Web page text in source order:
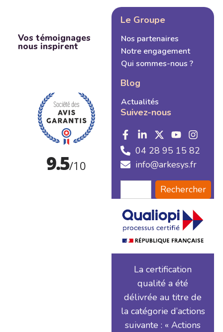
Vos témoignages
nous inspirent
Le Groupe
Nos partenaires
Notre engagement
Qui sommes-nous ?
Blog
Actualités
Suivez-nous
04 28 95 15 82
info@arkesys.fr
Rechercher
La certification
qualité a été
délivrée au titre de
la catégorie d’actions
suivante : « Actions